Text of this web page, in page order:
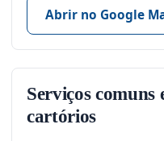
Abrir no Google
Serviços comuns
cartórios